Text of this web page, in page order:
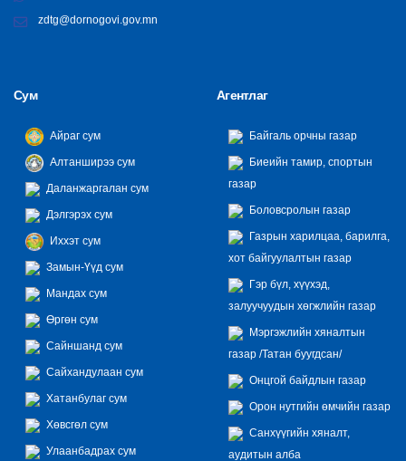
zdtg@dornogovi.gov.mn
Сум
Айраг сум
Алтанширээ сум
Даланжаргалан сум
Дэлгэрэх сум
Иххэт сум
Замын-Үүд сум
Мандах сум
Өргөн сум
Сайншанд сум
Сайхандулаан сум
Хатанбулаг сум
Хөвсгөл сум
Улаанбадрах сум
Агентлаг
Байгаль орчны газар
Биеийн тамир, спортын
газар
Боловсролын газар
Газрын харилцаа, барилга,
хот байгуулалтын газар
Гэр бүл, хүүхэд,
залуучуудын хөгжлийн газар
Мэргэжлийн хяналтын
газар /Татан буугдсан/
Онцгой байдлын газар
Орон нутгийн өмчийн газар
Санхүүгийн хяналт,
аудитын алба